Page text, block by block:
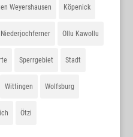
Weyershausen Köpenick
Niederjochferner Ollu Kawollu
Sperrgebiet Stadt
Wittingen Wolfsburg
Ötzi